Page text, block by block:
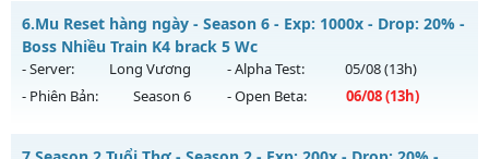
Antihack: IGMU.DEV
MU HỎA LONG - 🌍 Website: https://muhoalong.pro
Mu mới ra tháng 08 2026 - Mở máy chủ
https://facebook.com/muhoalongvào 08h ngày
10/08/2626
Kiểu reset: Non Reset
6.Mu Reset hàng ngày - Season 6 - Exp: 1000x - Drop: 20% -
Boss Nhiều Train K4 brack 5 Wc
- Server: Long Vương - Alpha Test: 05/08(13h)
- Phiên Bản:
Season 6 - Open Beta: 06/08(13h)
Mu Reset hàng ngày - Boss Nhiều Train K4 brack 5 Wc